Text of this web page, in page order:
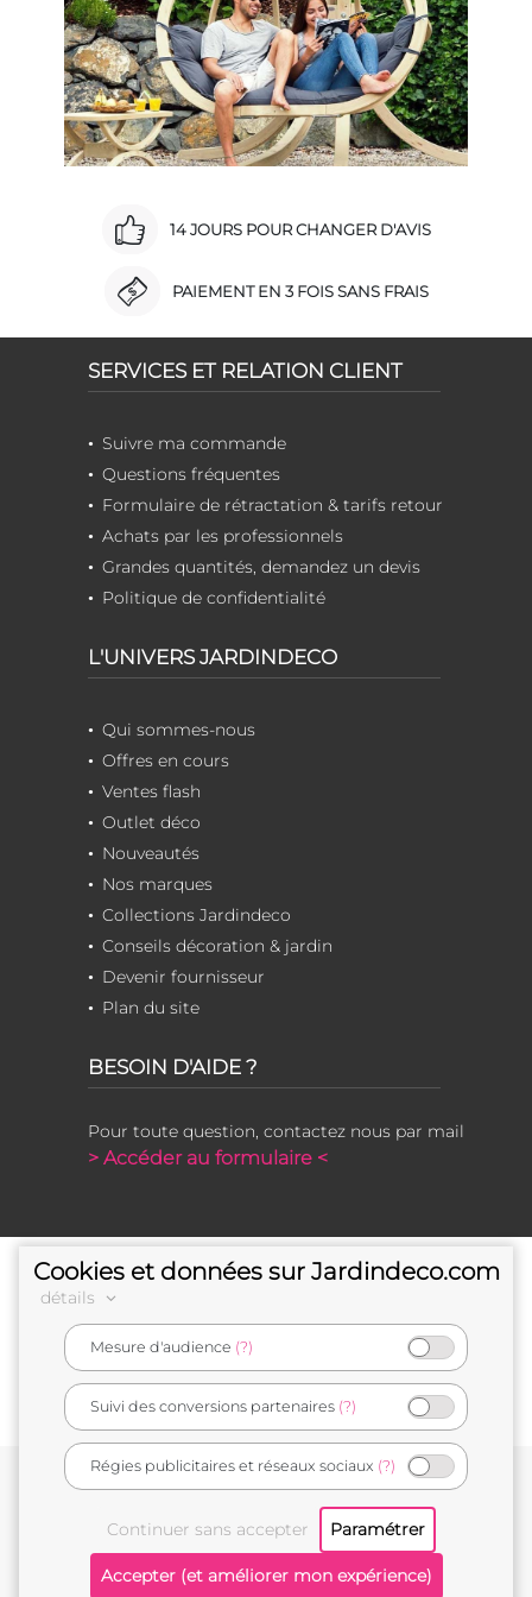
14 JOURS POUR CHANGER D'AVIS
PAIEMENT EN 3 FOIS SANS FRAIS
SERVICES ET RELATION CLIENT
Suivre ma commande
Questions fréquentes
Formulaire de rétractation & tarifs retour
Achats par les professionnels
Grandes quantités, demandez un devis
Politique de confidentialité
L'UNIVERS JARDINDECO
Qui sommes-nous
Offres en cours
Ventes flash
Outlet déco
Nouveautés
Nos marques
Collections Jardindeco
Conseils décoration & jardin
Devenir fournisseur
Plan du site
BESOIN D'AIDE ?
Pour toute question, contactez nous par mail
> Accéder au formulaire <
e-commerçant français
Cookies et données sur Jardindeco.com
détails
Mesure d'audience (?)
Suivi des conversions partenaires (?)
Régies publicitaires et réseaux sociaux (?)